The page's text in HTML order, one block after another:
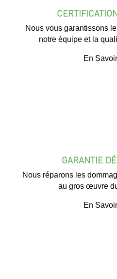
Nous vous garantissons
notre équipe et la
En
GARANTIE
Nous réparons les
au gros œuvre
En